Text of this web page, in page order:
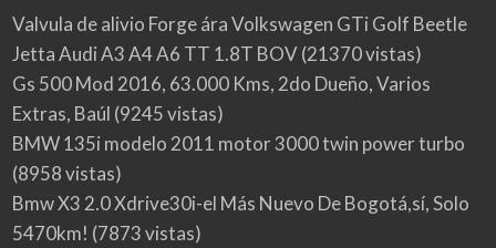
Valvula de alivio Forge ára Volkswagen GTi Golf Beetle
Jetta Audi A3 A4 A6 TT 1.8T BOV(21370 vistas)
Gs 500 Mod 2016, 63.000 Kms, 2do Dueño, Varios
Extras, Baúl (9245 vistas)
BMW 135i modelo 2011 motor 3000 twin power turbo
(8958 vistas)
Bmw X3 2.0 Xdrive30i-el Más Nuevo De Bogotá,sí, Solo
5470km! (7873 vistas)